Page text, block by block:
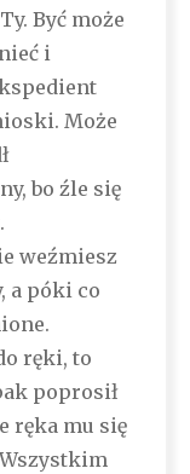
Być może
i
Może
bo źle się
weźmiesz
a póki co
ręki, to
poprosił
ręka mu się